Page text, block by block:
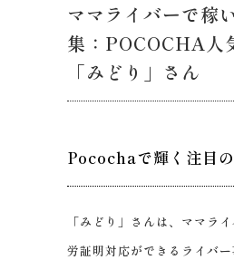
ママライバーで稼
集：POCOCHA人
「みどり」さん
Pocochaで輝く注目
「みどり」さんは、ママラ
労証明対応ができるライバ